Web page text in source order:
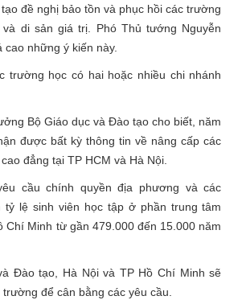
đề nghị bảo tồn và phục hồi các trường
di sản giá trị. Phó Thủ tướng Nguyễn
những ý kiến ​​này.
trường học có hai hoặc nhiều chi nhánh
Bộ Giáo dục và Đào tạo cho biết, năm
được bất kỳ thông tin về nâng cấp các
đẳng tại TP HCM và Hà Nội.
cầu chính quyền địa phương và các
tỷ lệ sinh viên học tập ở phần trung tâm
Chí Minh từ gần 479.000 đến 15.000 năm
Đào tạo, Hà Nội và TP Hồ Chí Minh sẽ
để cân bằng các yêu cầu.